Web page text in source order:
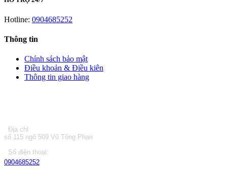
Hotline: 0904685252
Thông tin
Chính sách bảo mật
Điều khoản & Điều kiên
Thông tin giao hàng
Địa chỉ:
số 115 ngõ 509 Vũ Tông Phan
Số điện thoại:
0904685252